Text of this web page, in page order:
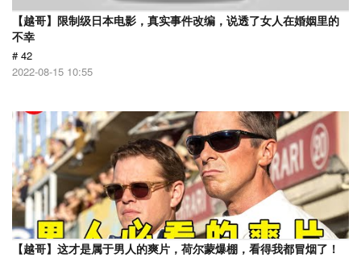
【越哥】限制级日本电影，真实事件改编，说透了女人在婚姻里的
不幸
# 42
2022-08-15 10:55
【越哥】这才是属于男人的爽片，荷尔蒙爆棚，看得我都冒烟了！